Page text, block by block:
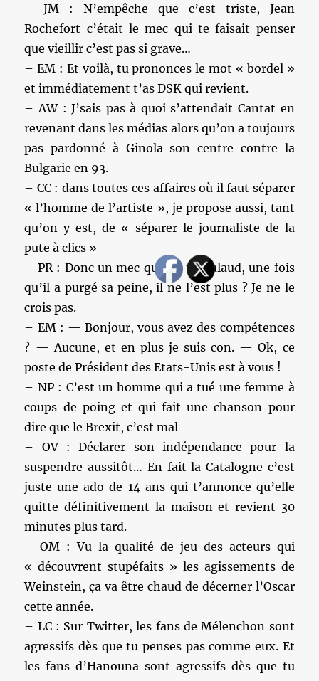
– JM : N’empêche que c’est triste, Jean
Rochefort c’était le mec qui te faisait penser
que vieillir c’est pas si grave…
– EM : Et voilà, tu prononces le mot « bordel »
et immédiatement t’as DSK qui revient.
– AW : J’sais pas à quoi s’attendait Cantat en
revenant dans les médias alors qu’on a toujours
pas pardonné à Ginola son centre contre la
Bulgarie en 93.
– CC : dans toutes ces affaires où il faut séparer
« l’homme de l’artiste », je propose aussi, tant
qu’on y est, de « séparer le journaliste de la
pute à clics »
– PR : Donc un mec qui est un salaud, une fois
qu’il a purgé sa peine, il ne l’est plus ? Je ne le
crois pas.
– EM : — Bonjour, vous avez des compétences
? — Aucune, et en plus je suis con. — Ok, ce
poste de Président des Etats-Unis est à vous !
– NP : C’est un homme qui a tué une femme à
coups de poing et qui fait une chanson pour
dire que le Brexit, c’est mal
– OV : Déclarer son indépendance pour la
suspendre aussitôt… En fait la Catalogne c’est
juste une ado de 14 ans qui t’annonce qu’elle
quitte définitivement la maison et revient 30
minutes plus tard.
– OM : Vu la qualité de jeu des acteurs qui
« découvrent stupéfaits » les agissements de
Weinstein, ça va être chaud de décerner l’Oscar
cette année.
– LC : Sur Twitter, les fans de Mélenchon sont
agressifs dès que tu penses pas comme eux. Et
les fans d’Hanouna sont agressifs dès que tu